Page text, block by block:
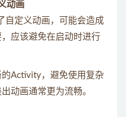
动画
自定义动画，可能会造成
应该避免在启动时进行
Activity，避免使用复杂
动画通常更为流畅。